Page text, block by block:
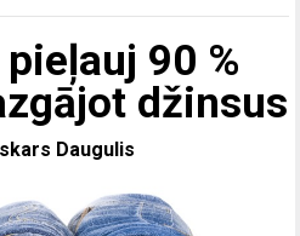
90 %
džinsus
Daugulis